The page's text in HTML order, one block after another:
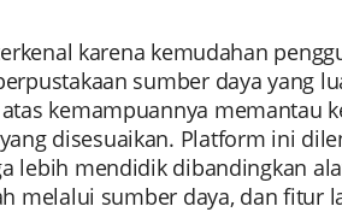
karena kemudahan
sumber daya yang
kemampuannya memantau
disesuaikan. Platform ini
lebih mendidik dibandingkan
melalui sumber daya, dan fitur